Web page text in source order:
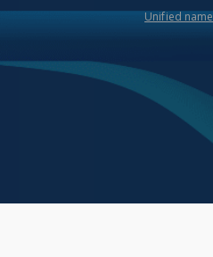
Unified name